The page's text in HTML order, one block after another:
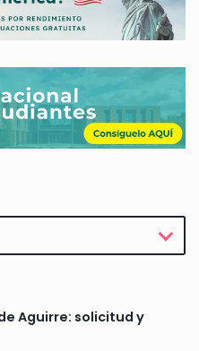
Aguirre: solicitud y